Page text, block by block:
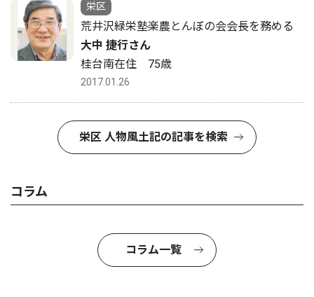
栄区
荒井沢緑栄塾楽農とんぼの会会長を務める
大中 捷行さん
桂台南在住 75歳
2017.01.26
栄区 人物風土記の記事を検索
コラム
コラム一覧